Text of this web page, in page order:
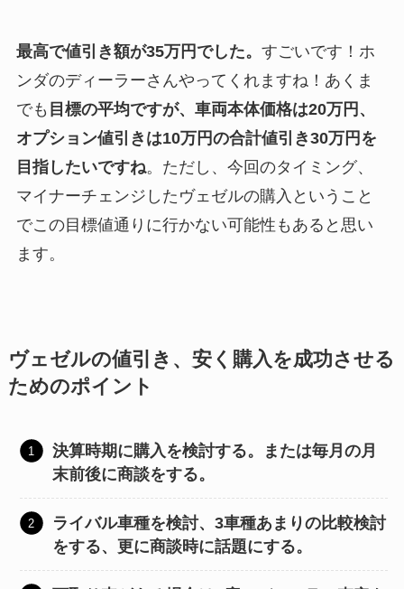
最高で値引き額が35万円でした。 すごいです！ホ
ンダのディーラーさんやってくれますね！あくま
でも 目標の平均ですが、車両本体価格は20万円、
オプション値引きは10万円の合計値引き30万円を
目指したいですね。ただし、今回のタイミング、
マイナーチェンジしたヴェゼルの購入ということ
でこの目標値通りに行かない可能性もあると思い
ます。
ヴェゼルの値引き、安く購入を成功させる
ためのポイント
決算時期に購入を検討する。または毎月の月
末前後に商談をする。
ライバル車種を検討、3車種あまりの比較検討
をする、更に商談時に話題にする。